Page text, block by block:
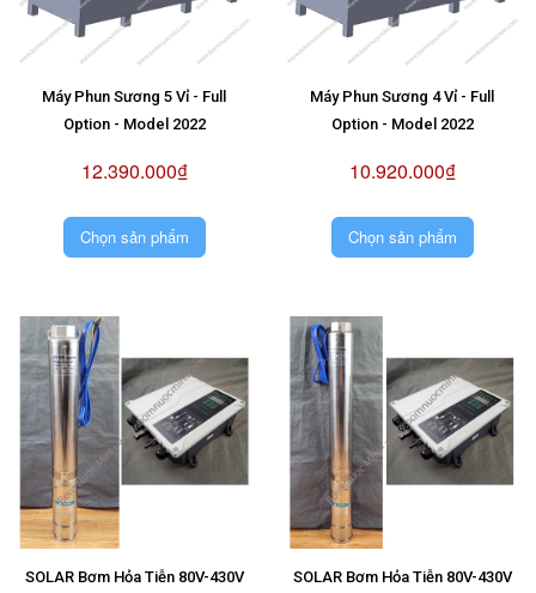
Máy Phun Sương 5 Vỉ - Full
Option - Model 2022
12.390.000₫
Chọn sản phẩm
Máy Phun Sương 4 Vỉ - Full
Option - Model 2022
10.920.000₫
Chọn sản phẩm
SOLAR Bơm Hỏa Tiễn 80V-430V
SOLAR Bơm Hỏa Tiễn 80V-430V